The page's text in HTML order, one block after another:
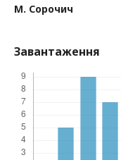
М. Сорочич
Завантаження